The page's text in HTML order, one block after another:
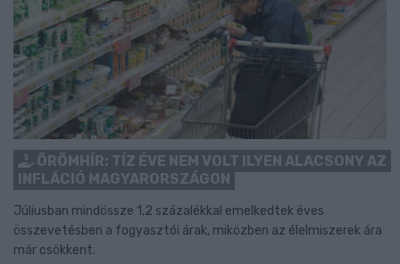
ÖRÖMHÍR: TÍZ ÉVE NEM VOLT ILYEN ALACSONY AZ
INFLÁCIÓ MAGYARORSZÁGON
Júliusban mindössze 1,2 százalékkal emelkedtek éves
összevetésben a fogyasztói árak, miközben az élelmiszerek ára
már csökkent.